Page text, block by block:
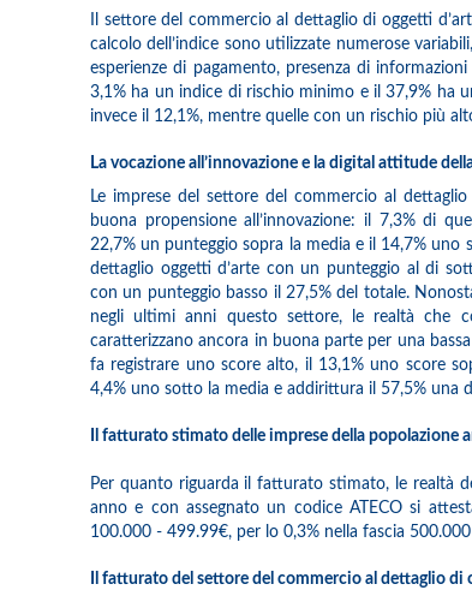
Il settore del commercio al dettaglio di oggetti
calcolo dell’indice sono utilizzate numerose
esperienze di pagamento, presenza di
3,1% ha un indice di rischio minimo e il 37,9% ha
invece il 12,1%, mentre quelle con un rischio più
La vocazione all’innovazione e la digital attitude
Le imprese del settore del commercio al
buona propensione all’innovazione: il 7,3% di
22,7% un punteggio sopra la media e il 14,7% uno
dettaglio oggetti d’arte con un punteggio al di
con un punteggio basso il 27,5% del totale.
negli ultimi anni questo settore, le realtà che
caratterizzano ancora in buona parte per una
fa registrare uno score alto, il 13,1% uno score
4,4% uno sotto la media e addirittura il 57,5% una
Il fatturato stimato delle imprese della popolazione
Per quanto riguarda il fatturato stimato, le realtà
anno e con assegnato un codice ATECO si
100.000 - 499.99€, per lo 0,3% nella fascia
Il fatturato del settore del commercio al dettaglio di